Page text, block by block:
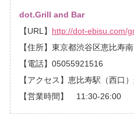
dot.Grill and Bar
【URL】 http://dot-ebisu.com/
【住所】東京都渋谷区恵比寿
【電話】05055921516
【アクセス】恵比寿駅（西口
【営業時間】 11:30-26:00